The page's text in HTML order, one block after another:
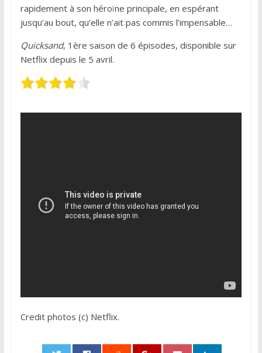
rapidement à son héroïne principale, en espérant
jusqu’au bout, qu’elle n’ait pas commis l’impensable…
Quicksand, 1ère saison de 6 épisodes, disponible sur
Netflix depuis le 5 avril.
Credit photos (c) Netflix.